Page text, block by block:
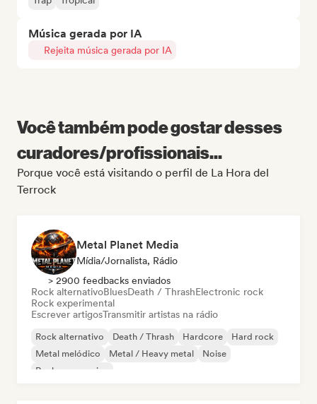
Música gerada por IA
Rejeita música gerada por IA
Você também pode gostar desses
curadores/profissionais...
Porque você está visitando o perfil de La Hora del
Terrock
Metal Planet Media
Mídia/Jornalista, Rádio
> 2900 feedbacks enviados
Rock alternativoBluesDeath / ThrashElectronic rock
Rock experimental
Escrever artigosTransmitir artistas na rádio
Rock alternativo Death / Thrash Hardcore
Hard rock
Metal melódico
Metal / Heavy metal
Noise
Rock progressivo